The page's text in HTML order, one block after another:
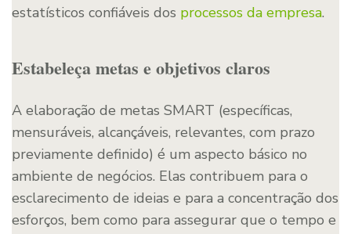
estatísticos confiáveis dos processos da empresa.
Estabeleça metas e objetivos claros
A elaboração de metas SMART (específicas,
mensuráveis, alcançáveis, relevantes, com prazo
previamente definido) é um aspecto básico no
ambiente de negócios. Elas contribuem para o
esclarecimento de ideias e para a concentração dos
esforços, bem como para assegurar que o tempo e